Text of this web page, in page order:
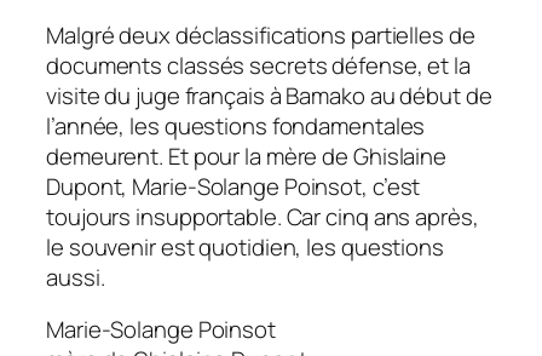
Malgré deux déclassifications partielles de
documents classés secrets défense, et la
visite du juge français à Bamako au début de
l’année, les questions fondamentales
demeurent. Et pour la mère de Ghislaine
Dupont, Marie-Solange Poinsot, c’est
toujours insupportable. Car cinq ans après,
le souvenir est quotidien, les questions
aussi.
Marie-Solange Poinsot